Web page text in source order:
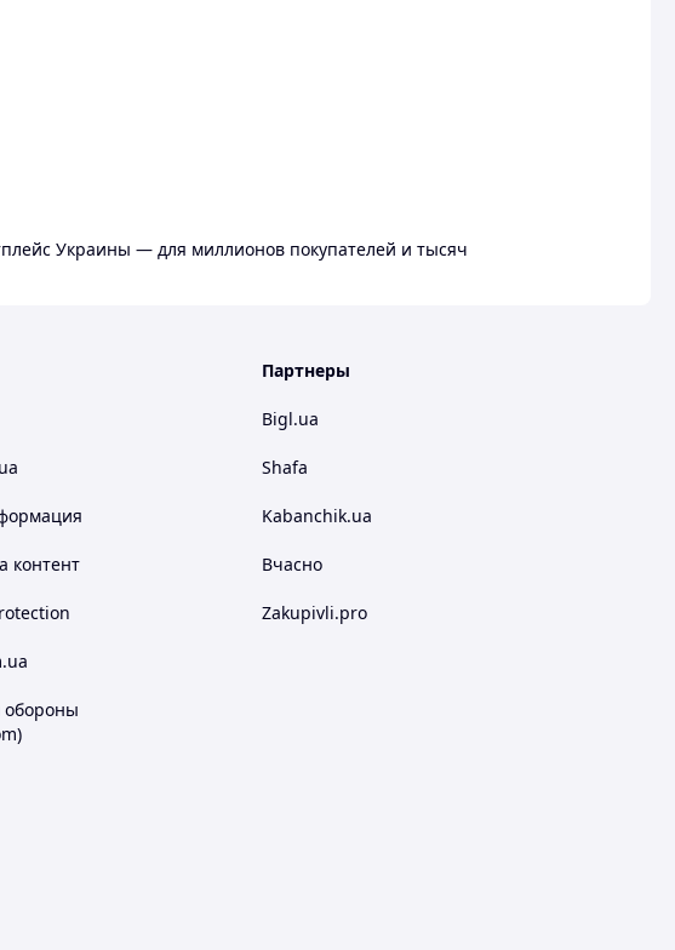
Украины — для миллионов покупателей и тысяч
контент
Партнеры
Bigl.ua
Shafa
Kabanchik.ua
Вчасно
Zakupivli.pro